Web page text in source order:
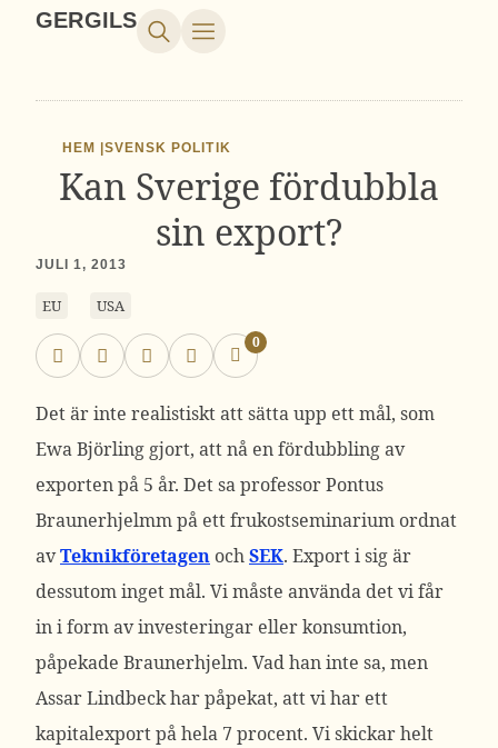
GERGILS
HEM |SVENSK POLITIK
Kan Sverige fördubbla
sin export?
JULI 1, 2013
EU USA
0
Det är inte realistiskt att sätta upp ett mål, som
Ewa Björling gjort, att nå en fördubbling av
exporten på 5 år. Det sa professor Pontus
Braunerhjelmm på ett frukostseminarium ordnat
avTeknikföretagen ochSEK. Export i sig är
dessutom inget mål. Vi måste använda det vi får
in i form av investeringar eller konsumtion,
påpekade Braunerhjelm. Vad han inte sa, men
Assar Lindbeck har påpekat, att vi har ett
kapitalexport på hela 7 procent. Vi skickar helt